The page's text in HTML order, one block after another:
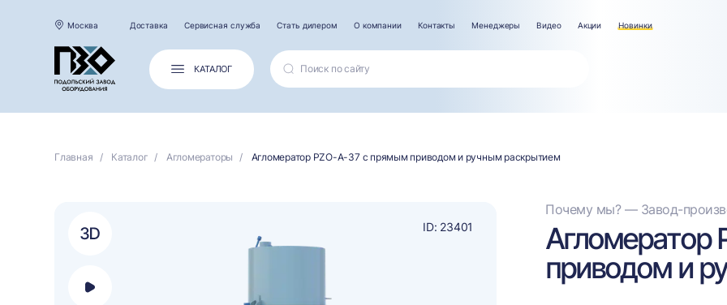
Москва Доставка Сервисная служба Стать дилером О компании Контакты Менеджеры Видео Акции Новинки
КАТАЛОГ
Главная Каталог Агломераторы Агломератор PZO-А-37 с прямым приводом и ручным раскрытием
Открыть
ID: 23401
Почему мы? — Завод-
Агломератор
приводом и